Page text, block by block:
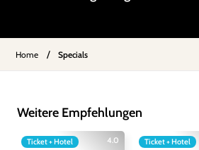
Home / Specials
Weitere Empfehlungen
4.0
Ticket + Hotel Ticket + Hotel